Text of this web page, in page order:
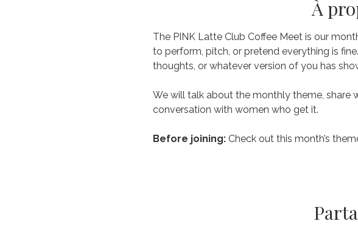
À
The PINK Latte Club Coffee Meet is our
to perform, pitch, or pretend everything is
thoughts, or whatever version of you has
We will talk about the monthly theme, share
conversation with women who get it.
Before joining: Check out this month’s